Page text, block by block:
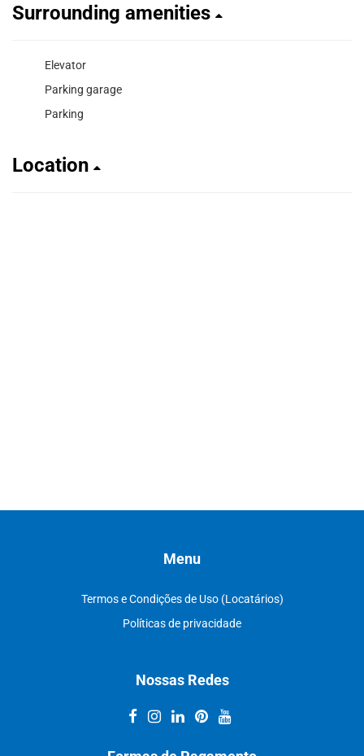
Surrounding amenities
Elevator
Parking garage
Parking
Location
Menu
Termos e Condições de Uso (Locatários)
Políticas de privacidade
Nossas Redes